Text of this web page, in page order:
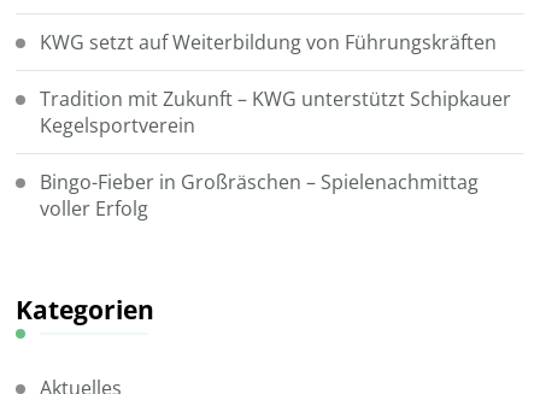
KWG setzt auf Weiterbildung von Führungskräften
Tradition mit Zukunft – KWG unterstützt Schipkauer
Kegelsportverein
Bingo-Fieber in Großräschen – Spielenachmittag
voller Erfolg
Kategorien
Aktuelles